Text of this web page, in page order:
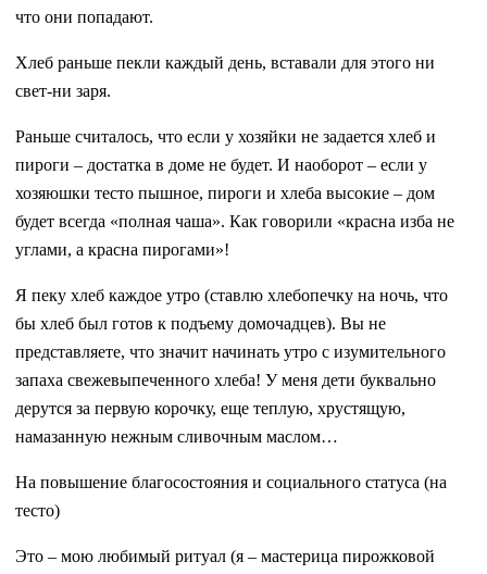
что они попадают.
Хлеб раньше пекли каждый день, вставали для этого ни
свет-ни заря.
Раньше считалось, что если у хозяйки не задается хлеб и
пироги – достатка в доме не будет. И наоборот – если у
хозяюшки тесто пышное, пироги и хлеба высокие – дом
будет всегда «полная чаша». Как говорили «красна изба не
углами, а красна пирогами»!
Я пеку хлеб каждое утро (ставлю хлебопечку на ночь, что
бы хлеб был готов к подъему домочадцев). Вы не
представляете, что значит начинать утро с изумительного
запаха свежевыпеченного хлеба! У меня дети буквально
дерутся за первую корочку, еще теплую, хрустящую,
намазанную нежным сливочным маслом…
На повышение благосостояния и социального статуса (на
тесто)
Это – мою любимый ритуал (я – мастерица пирожковой